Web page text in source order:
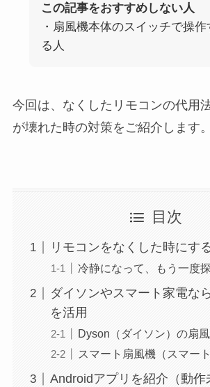
この記事をおすすめしない人
・扇風機本体のスイッチで操作
る人
今回は、なくしたリモコンの代用
が壊れた時の対策をご紹介します。
目次
リモコンをなくした時にす
冷静になって、もう一度
ダイソンやスマート家電な
を活用
Dyson（ダイソン）の扇
スマート扇風機（スマート
Androidアプリを紹介（動作